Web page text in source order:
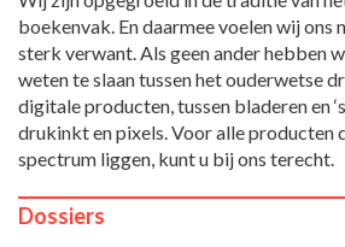
boekenvak. En daarmee voelen wij
sterk verwant. Als geen ander hebben
weten te slaan tussen het ouderwetse
digitale producten, tussen bladeren en
drukinkt en pixels. Voor alle producten
spectrum liggen, kunt u bij ons terecht.
Dossiers